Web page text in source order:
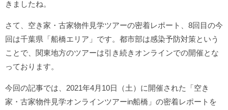
きましたね。
さて、空き家・古家物件見学ツアーの密着レポート、8回目の今
回は千葉県「船橋エリア」です。都市部は感染予防対策という
ことで、関東地方のツアーは引き続きオンラインでの開催とな
っております。
今回の記事では、2021年4月10日（土）に開催された「空き
家・古家物件見学オンラインツアーin船橋」の密着レポートを